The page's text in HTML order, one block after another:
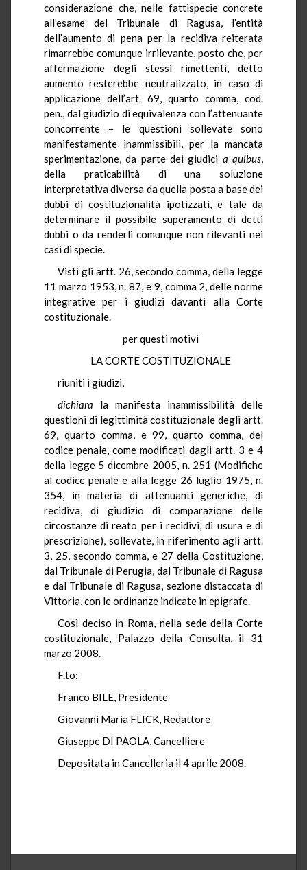
considerazione che, nelle fattispecie concrete
all’esame del Tribunale di Ragusa, l’entità
dell’aumento di pena per la recidiva reiterata
rimarrebbe comunque irrilevante, posto che, per
affermazione degli stessi rimettenti, detto
aumento resterebbe neutralizzato, in caso di
applicazione dell’art. 69, quarto comma, cod.
pen., dal giudizio di equivalenza con l’attenuante
concorrente – le questioni sollevate sono
manifestamente inammissibili, per la mancata
sperimentazione, da parte dei giudici a quibus,
della praticabilità di una soluzione
interpretativa diversa da quella posta a base dei
dubbi di costituzionalità ipotizzati, e tale da
determinare il possibile superamento di detti
dubbi o da renderli comunque non rilevanti nei
casi di specie.
Visti gli artt. 26, secondo comma, della legge
11 marzo 1953, n. 87, e 9, comma 2, delle norme
integrative per i giudizi davanti alla Corte
costituzionale.
per questi motivi
LA CORTE COSTITUZIONALE
riuniti i giudizi,
dichiara la manifesta inammissibilità delle
questioni di legittimità costituzionale degli artt.
69, quarto comma, e 99, quarto comma, del
codice penale, come modificati dagli artt. 3 e 4
della legge 5 dicembre 2005, n. 251 (Modifiche
al codice penale e alla legge 26 luglio 1975, n.
354, in materia di attenuanti generiche, di
recidiva, di giudizio di comparazione delle
circostanze di reato per i recidivi, di usura e di
prescrizione), sollevate, in riferimento agli artt.
3, 25, secondo comma, e 27 della Costituzione,
dal Tribunale di Perugia, dal Tribunale di Ragusa
e dal Tribunale di Ragusa, sezione distaccata di
Vittoria, con le ordinanze indicate in epigrafe.
Così deciso in Roma, nella sede della Corte
costituzionale, Palazzo della Consulta, il 31
marzo 2008.
F.to:
Franco BILE, Presidente
Giovanni Maria FLICK, Redattore
Giuseppe DI PAOLA, Cancelliere
Depositata in Cancelleria il 4 aprile 2008.